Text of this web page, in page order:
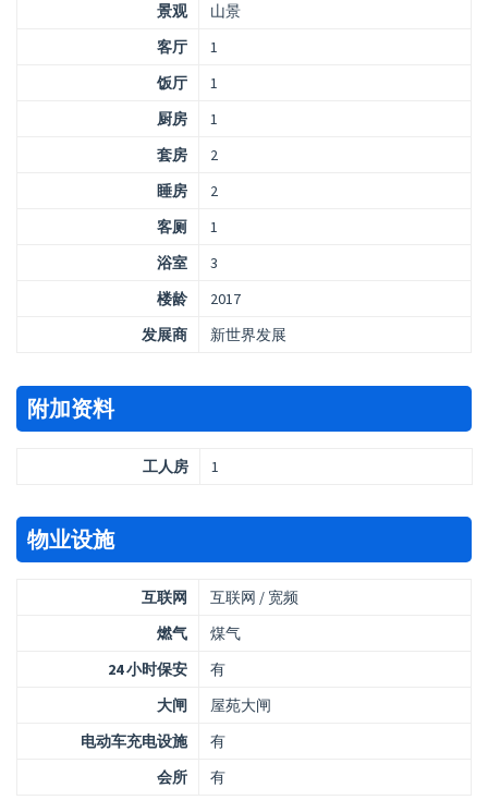
景观
山景
客厅
1
饭厅
1
厨房
1
套房
2
睡房
2
客厕
1
浴室
3
楼龄
2017
发展商
新世界发展
附加资料
工人房 1
物业设施
互联网
互联网 / 宽频
燃气
煤气
24 小时保安
有
大闸
屋苑大闸
电动车充电设施
有
会所
有